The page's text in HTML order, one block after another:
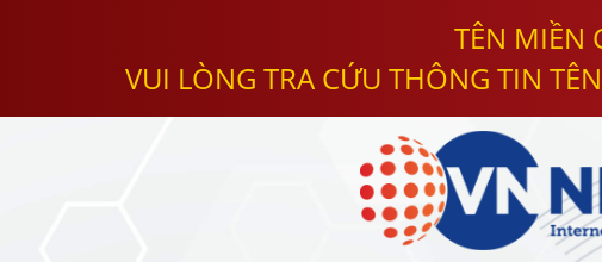
TÊN MIỀN
VUI LÒNG TRA CỨU THÔNG TIN